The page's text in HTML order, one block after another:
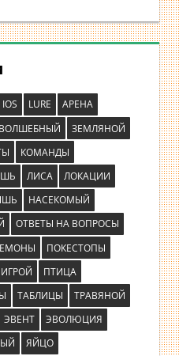
IOS LURE
АРЕНА
ВОЛШЕБНЫЙ
ЗЕМЛЯНОЙ
КОМАНДЫ
ЛИСА
ЛОКАЦИИ
НАСЕКОМЫЙ
ОТВЕТЫ НА ВОПРОСЫ
ПОКЕСТОПЫ
ПТИЦА
ТАБЛИЦЫ
ТРАВЯНОЙ
ЭВЕНТ
ЭВОЛЮЦИЯ
ЯЙЦО